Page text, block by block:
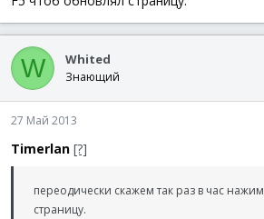
W Whited
Знающий
27 Май 2013
Timerlan [?]
переодически скажем так раз в час
страницу.